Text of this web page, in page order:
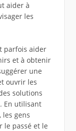
aider à
les
parfois aider
et à obtenir
une
ouvrir les
solutions
En utilisant
les gens
le passé et le